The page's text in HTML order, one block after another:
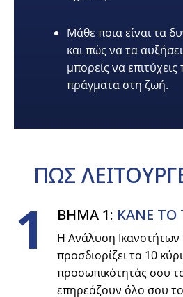
Μάθε ποια είναι τα
και πώς να τα
μπορείς να
πράγματα στη ζωή.
ΠΩΣ
1 ΒΗΜΑ 1: ΚΑΝΕ ΤΟ
Η Ανάλυση
προσδιορίζει τα 10
προσωπικότητάς σου
επηρεάζουν όλο σου